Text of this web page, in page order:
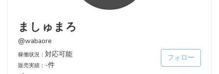
ましゅまろ
@wabaore
稼働状況： 対応可能
販売実績： -件
フォロー